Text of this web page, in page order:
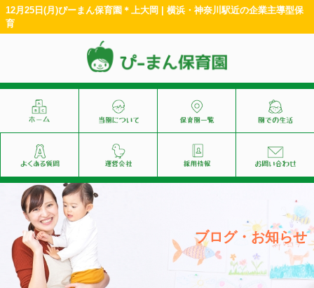
12月25日(月)ぴーまん保育園＊上大岡 | 横浜・神奈川駅近の企業主導型保
育
ブログ・お知らせ